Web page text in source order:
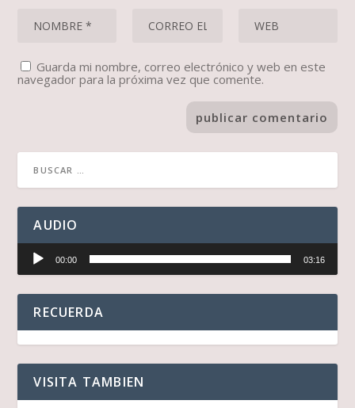
Guarda mi nombre, correo electrónico y web en este
navegador para la próxima vez que comente.
AUDIO
Reproductor
audio
00:00 03:16
RECUERDA
VISITA TAMBIEN